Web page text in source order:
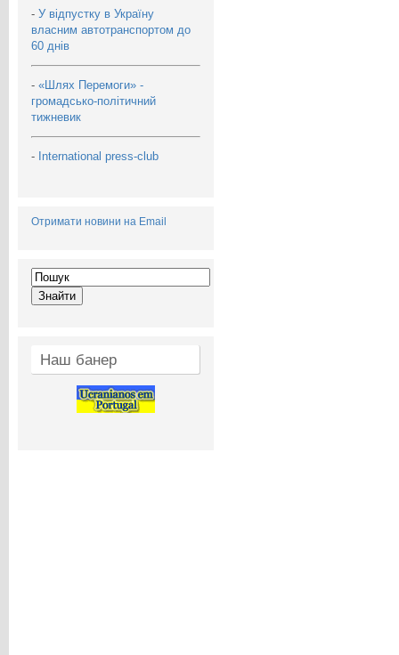
- У відпустку в Україну
власним автотранспортом до
60 днів
- «Шлях Перемоги» -
громадсько-політичний
тижневик
- International press-club
Отримати новини на Email
Наш банер